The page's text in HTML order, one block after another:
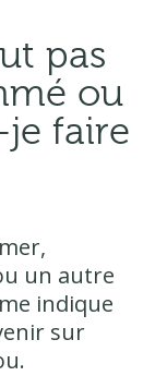
pas
ou
je faire
un autre
indique
sur